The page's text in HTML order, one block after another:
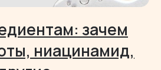
зачем
ниацинамид,